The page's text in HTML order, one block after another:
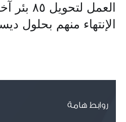
العمل
الإنتهاء منهم بحلول ديسمبر
روابط هامة